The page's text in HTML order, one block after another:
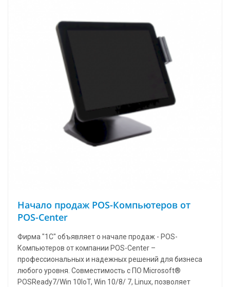
Начало продаж POS-Компьютеров от
POS-Center
Фирма "1С" объявляет о начале продаж - POS-
Компьютеров от компании POS-Center –
профессиональных и надежных решений для бизнеса
любого уровня. Совместимость с ПО Microsoft®
POSReady7/Win 10IoT, Win 10/8/ 7, Linux, позволяет